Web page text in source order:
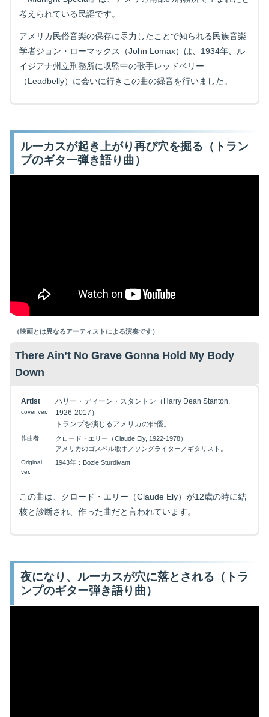
考えられている民謡です。
アメリカ民俗音楽の保存に尽力したことで知られる民族音楽
学者ジョン・ローマックス（John Lomax）は、1934年、ル
イジアナ州立刑務所に収監中の歌手レッドベリー
（Leadbelly）に会いに行きこの曲の録音を行いました。
ルーカスが起き上がり再び穴を掘る（トラン
プのギター弾き語り曲）
（映画とは異なるアーティストによる演奏です）
There Ain’t No Grave Gonna Hold My Body
Down
Artist
cover ver.
ハリー・ディーン・スタントン（Harry Dean Stanton,
1926-2017）
トランプを演じるアメリカの俳優。
作曲者
クロード・エリー（Claude Ely, 1922-1978）
アメリカのゴスペル歌手／ソングライター／ギタリスト。
Original
ver.
1943年：Bozie Sturdivant
この曲は、クロード・エリー（Claude Ely）が12歳の時に結
核と診断され、作った曲だと言われています。
夜になり、ルーカスが穴に落とされる（トラ
ンプのギター弾き語り曲）